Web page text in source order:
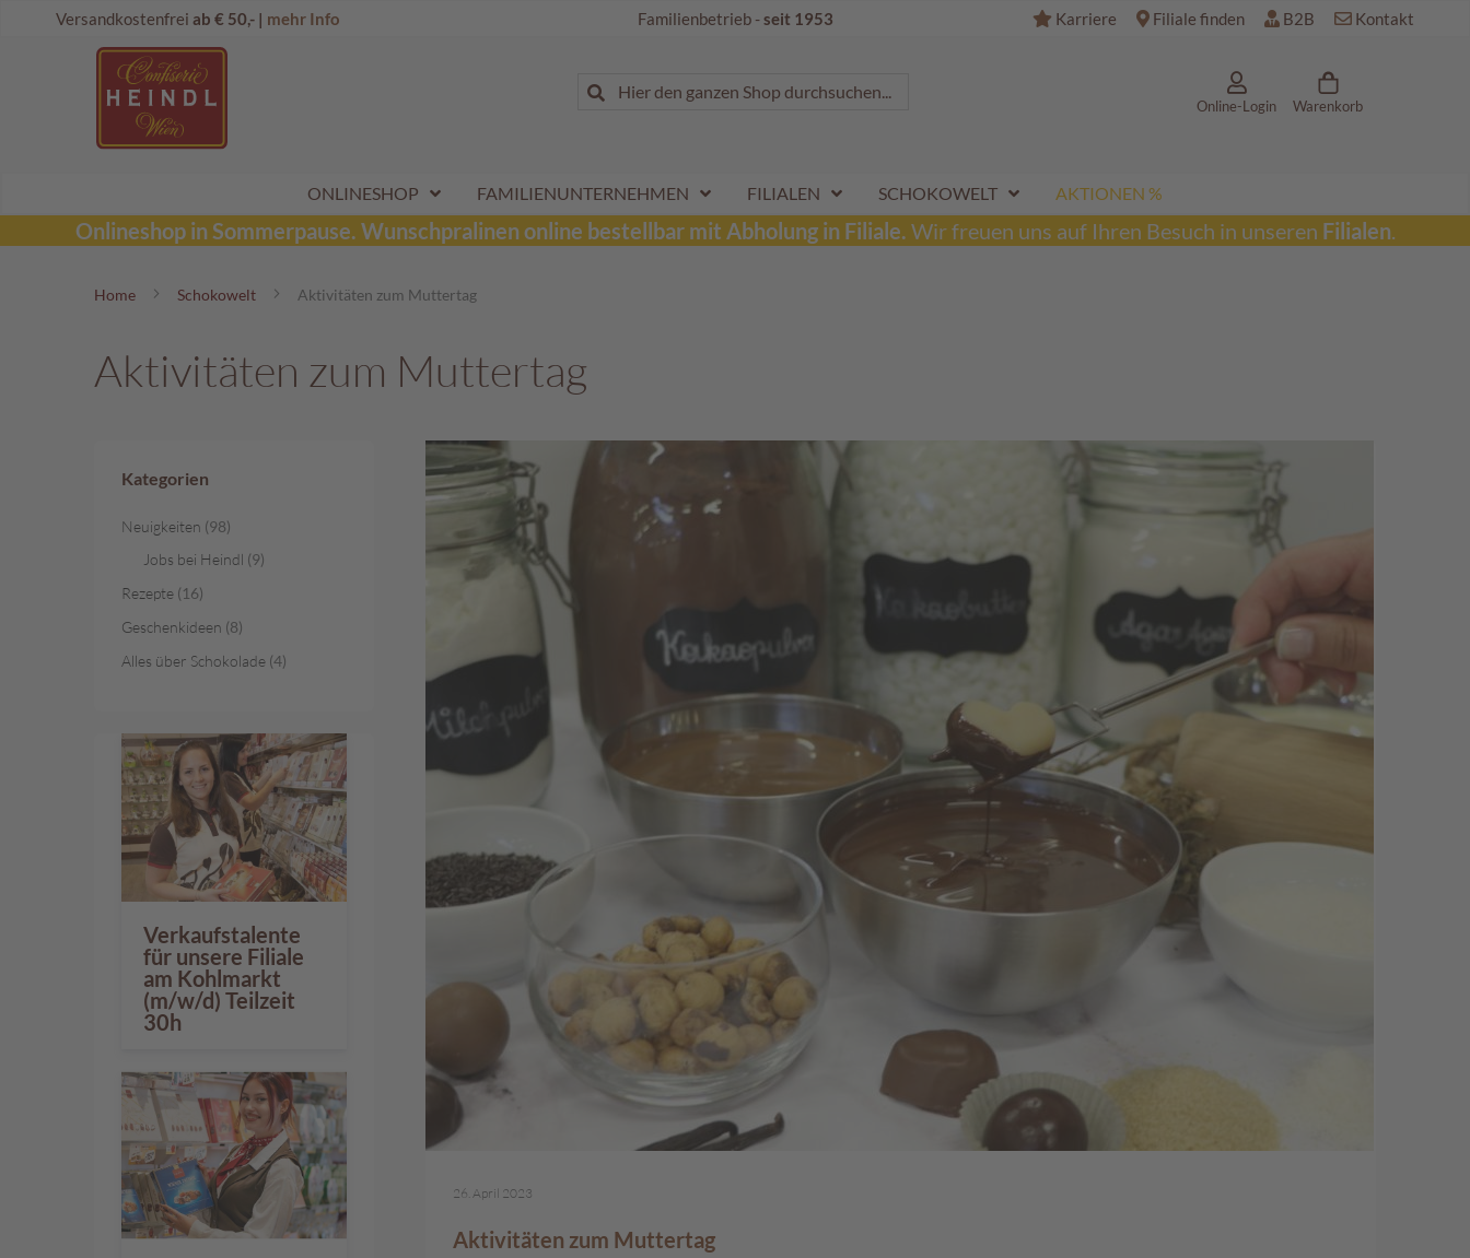
Versandkostenfrei ab € 50,- | mehr Info Familienbetrieb -seit 1953 Karriere Filiale finden B2B Kontakt
Hier den ganzen Shop durchsuchen...
Suche
Online-Login Warenkorb
Onlineshop
Schokolade
Wunschpraline
Sommerpralinen
Österreichische
Großpackungen
Familienunternehmen
ONLINESHOP FAMILIENUNTERNEHMEN FILIALEN SCHOKOWELT AKTIONEN %
Onlineshop in Sommerpause. Wunschpralinen online bestellbar mit Abholung in Filiale. Wir freuen uns auf Ihren Besuch in unseren Filialen.
Home Schokowelt Aktivitäten zum Muttertag
Aktivitäten zum Muttertag
26. April 2023
Aktivitäten zum Muttertag
Kategorien
Neuigkeiten (98)
Jobs bei Heindl (9)
Rezepte (16)
Geschenkideen (8)
Alles über Schokolade (4)
Verkaufstalente
für unsere Filiale
am Kohlmarkt
(m/w/d) Teilzeit
30h